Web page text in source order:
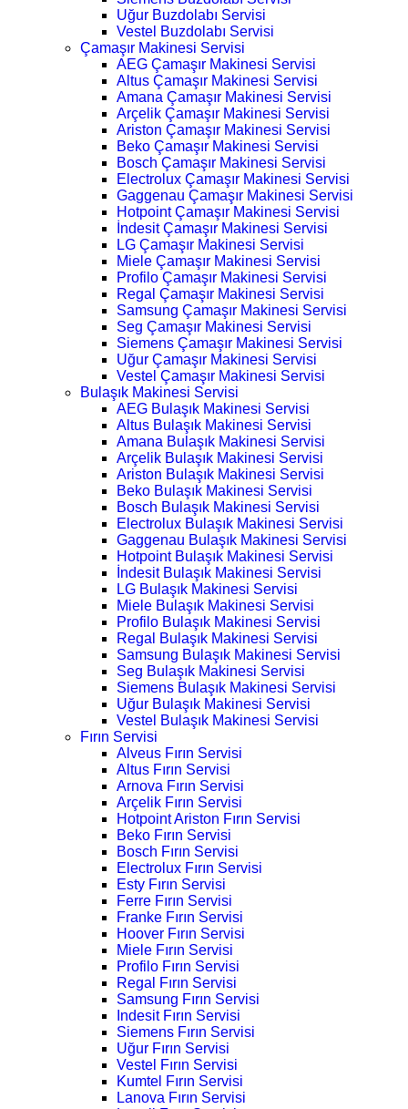
Uğur Buzdolabı Servisi
Vestel Buzdolabı Servisi
Çamaşır Makinesi Servisi
AEG Çamaşır Makinesi Servisi
Altus Çamaşır Makinesi Servisi
Amana Çamaşır Makinesi Servisi
Arçelik Çamaşır Makinesi Servisi
Ariston Çamaşır Makinesi Servisi
Beko Çamaşır Makinesi Servisi
Bosch Çamaşır Makinesi Servisi
Electrolux Çamaşır Makinesi Servisi
Gaggenau Çamaşır Makinesi Servisi
Hotpoint Çamaşır Makinesi Servisi
İndesit Çamaşır Makinesi Servisi
LG Çamaşır Makinesi Servisi
Miele Çamaşır Makinesi Servisi
Profilo Çamaşır Makinesi Servisi
Regal Çamaşır Makinesi Servisi
Samsung Çamaşır Makinesi Servisi
Seg Çamaşır Makinesi Servisi
Siemens Çamaşır Makinesi Servisi
Uğur Çamaşır Makinesi Servisi
Vestel Çamaşır Makinesi Servisi
Bulaşık Makinesi Servisi
AEG Bulaşık Makinesi Servisi
Altus Bulaşık Makinesi Servisi
Amana Bulaşık Makinesi Servisi
Arçelik Bulaşık Makinesi Servisi
Ariston Bulaşık Makinesi Servisi
Beko Bulaşık Makinesi Servisi
Bosch Bulaşık Makinesi Servisi
Electrolux Bulaşık Makinesi Servisi
Gaggenau Bulaşık Makinesi Servisi
Hotpoint Bulaşık Makinesi Servisi
İndesit Bulaşık Makinesi Servisi
LG Bulaşık Makinesi Servisi
Miele Bulaşık Makinesi Servisi
Profilo Bulaşık Makinesi Servisi
Regal Bulaşık Makinesi Servisi
Samsung Bulaşık Makinesi Servisi
Seg Bulaşık Makinesi Servisi
Siemens Bulaşık Makinesi Servisi
Uğur Bulaşık Makinesi Servisi
Vestel Bulaşık Makinesi Servisi
Fırın Servisi
Alveus Fırın Servisi
Altus Fırın Servisi
Arnova Fırın Servisi
Arçelik Fırın Servisi
Hotpoint Ariston Fırın Servisi
Beko Fırın Servisi
Bosch Fırın Servisi
Electrolux Fırın Servisi
Esty Fırın Servisi
Ferre Fırın Servisi
Franke Fırın Servisi
Hoover Fırın Servisi
Miele Fırın Servisi
Profilo Fırın Servisi
Regal Fırın Servisi
Samsung Fırın Servisi
Indesit Fırın Servisi
Siemens Fırın Servisi
Uğur Fırın Servisi
Vestel Fırın Servisi
Kumtel Fırın Servisi
Lanova Fırın Servisi